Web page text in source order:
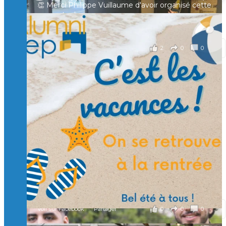
👏 Merci Philippe Vuillaume d'avoir organisé cette
rencontre !
il y a 2 mois
2 0 0
Voir sur Facebook · Partager
🙏 Soutenez l’Isep via la taxe d’apprentissage 2026
et contribuons ensemble à former les générations
d’ingénieurs de demain. 🙏
Merci à tous !
🎯 Taxe d’apprentissage 2026 : avec l'Isep, investissez pour
un numérique au service de l'humain !
À l’Isep, nous formons des ingénieurs, des bachelors, des
Mastères Spécialisés, qui allient excellence technologique et
valeurs humaines, au cœur de notre pro
...Voir plus
il y a 2 mois
0 0 0
Voir sur Facebook · Partager